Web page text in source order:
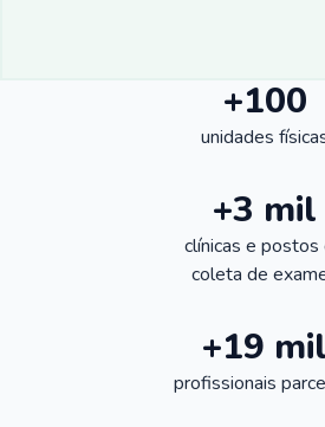
+100
unidades
+3 mil
clínicas e postos
coleta de
+19 mil
profissionais